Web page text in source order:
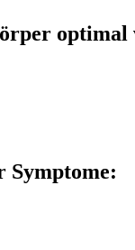
optimal
Symptome: